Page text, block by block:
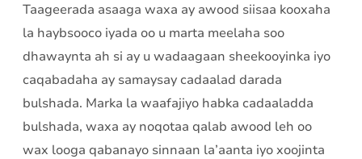
Taageerada asaaga waxa ay awood siisaa kooxaha
la haybsooco iyada oo u marta meelaha soo
dhawaynta ah si ay u wadaagaan sheekooyinka iyo
caqabadaha ay samaysay cadaalad darada
bulshada. Marka la waafajiyo habka cadaaladda
bulshada, waxa ay noqotaa qalab awood leh oo
wax looga qabanayo sinnaan la’aanta iyo xoojinta